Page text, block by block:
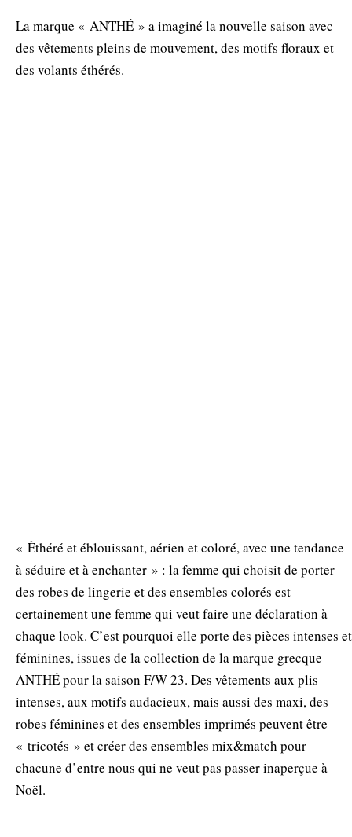
La marque « ANTHÉ » a imaginé la nouvelle saison avec
des vêtements pleins de mouvement, des motifs floraux et
des volants éthérés.
« Éthéré et éblouissant, aérien et coloré, avec une tendance
à séduire et à enchanter » : la femme qui choisit de porter
des robes de lingerie et des ensembles colorés est
certainement une femme qui veut faire une déclaration à
chaque look. C’est pourquoi elle porte des pièces intenses et
féminines, issues de la collection de la marque grecque
ANTHÉ pour la saison F/W 23. Des vêtements aux plis
intenses, aux motifs audacieux, mais aussi des maxi, des
robes féminines et des ensembles imprimés peuvent être
« tricotés » et créer des ensembles mix&match pour
chacune d’entre nous qui ne veut pas passer inaperçue à
Noël.